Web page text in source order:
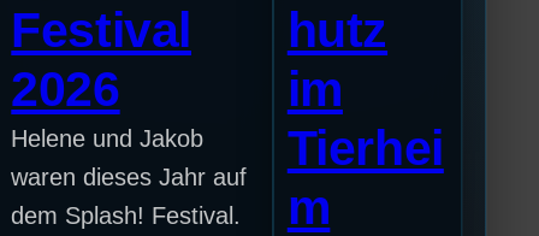
Festival
2026
Helene und Jakob
waren dieses Jahr auf
dem Splash! Festival.
hutz
im
Tierhei
m